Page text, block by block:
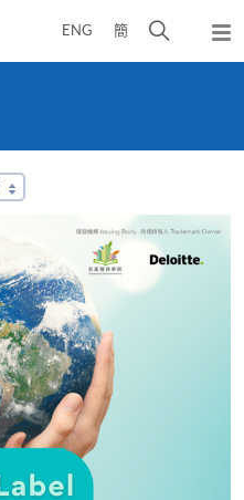
ENG 簡
開
彈
出